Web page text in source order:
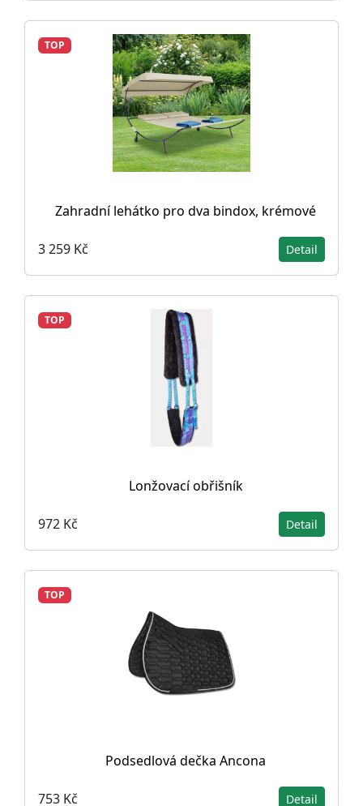
TOP
Zahradní lehátko pro dva bindox, krémové
3 259 Kč Detail
TOP
Lonžovací obřišník
972 Kč Detail
TOP
Podsedlová dečka Ancona
753 Kč Detail